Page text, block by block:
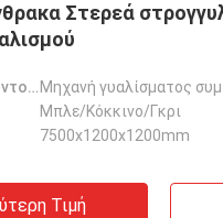
Στερεά
Όνομα προϊόντος:
Μπλε/Κόκκινο/Γκρι
7500x1200x1200mm
Τιμή